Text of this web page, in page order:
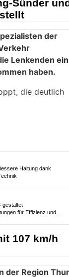
Individuelle
Service
Sünder und
Lenkenden ein
die deutlich
Haltung dank
für Effizienz und